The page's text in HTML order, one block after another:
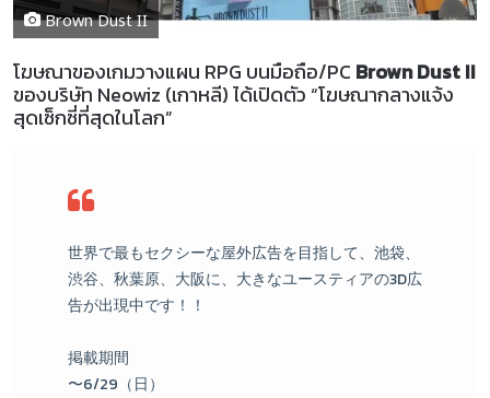
Brown Dust II
โฆษณาของเกมวางแผน RPG บนมือถือ/PC Brown Dust II
ของบริษัท Neowiz (เกาหลี) ได้เปิดตัว “โฆษณากลางแจ้ง
สุดเซ็กซี่ที่สุดในโลก”
世界で最もセクシーな屋外広告を目指して、池袋、
渋谷、秋葉原、大阪に、大きなユースティアの3D広
告が出現中です！！
掲載期間
〜6/29（日）